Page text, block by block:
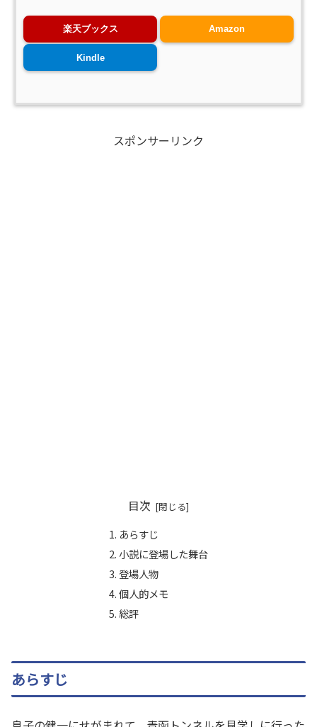
楽天ブックス Amazon
Kindle
スポンサーリンク
目次
あらすじ
小説に登場した舞台
登場人物
個人的メモ
総評
あらすじ